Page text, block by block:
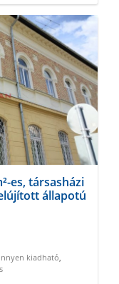
es, társasházi
állapotú
kiadható,